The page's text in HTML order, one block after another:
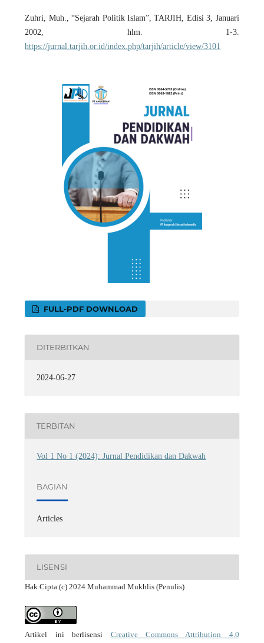
Zuhri, Muh., “Sejarah Politik Islam”, TARJIH, Edisi 3, Januari
2002, hlm. 1-3.
https://jurnal.tarjih.or.id/index.php/tarjih/article/view/3101
FULL-PDF DOWNLOAD
DITERBITKAN
2024-06-27
TERBITAN
Vol 1 No 1 (2024): Jurnal Pendidikan dan Dakwah
BAGIAN
Articles
LISENSI
Hak Cipta (c) 2024 Muhammad Mukhlis (Penulis)
Artikel ini berlisensi Creative Commons Attribution 4.0